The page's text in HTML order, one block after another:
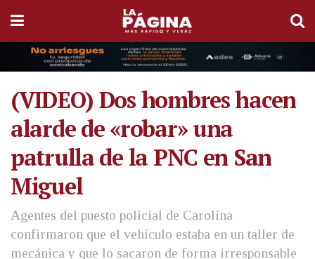
(VIDEO) Dos hombres hacen
alarde de «robar» una
patrulla de la PNC en San
Miguel
Agentes del puesto policial de Carolina
confirmaron que el vehículo estaba en un taller de
mecánica y que lo sacaron de forma irresponsable